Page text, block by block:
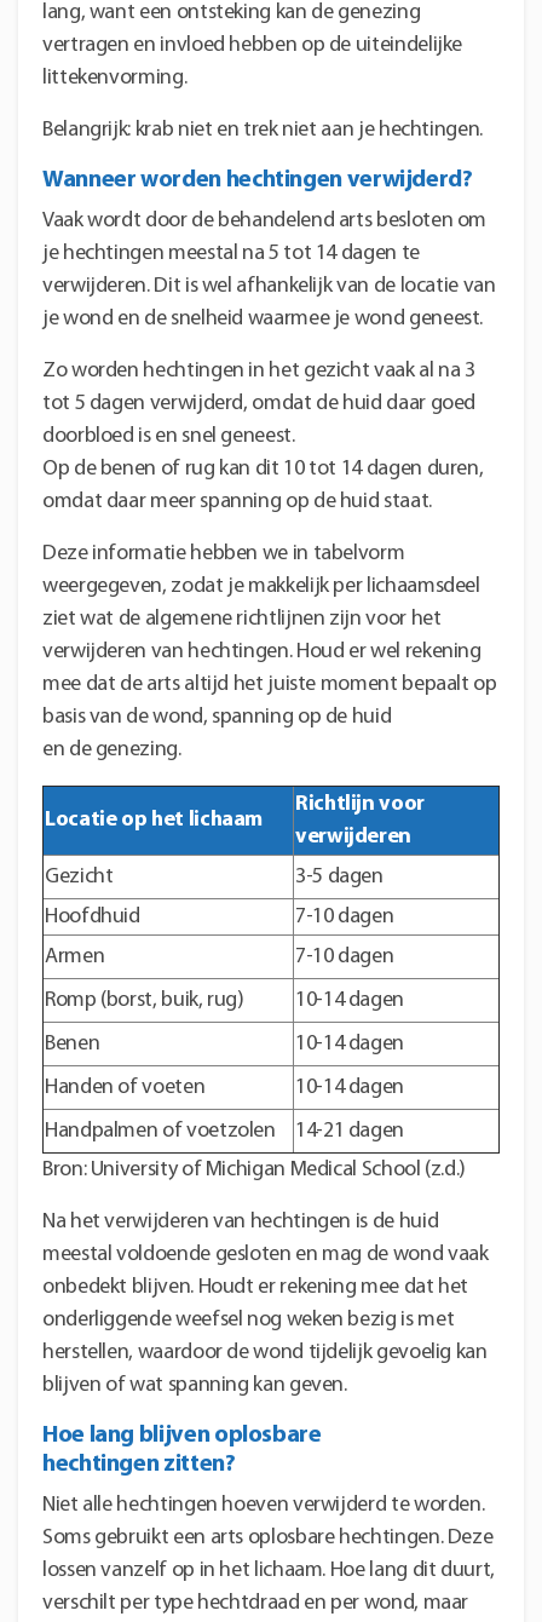
lang, want een ontsteking kan de genezing
vertragen en invloed hebben op de uiteindelijke
littekenvorming.
Belangrijk: krab niet en trek niet aan je hechtingen.
Wanneer worden hechtingen verwijderd?
Vaak wordt door de behandelend arts besloten om
je hechtingen meestal na 5 tot 14 dagen te
verwijderen. Dit is wel afhankelijk van de locatie van
je wond en de snelheid waarmee je wond geneest.
Zo worden hechtingen in het gezicht vaak al na 3
tot 5 dagen verwijderd, omdat de huid daar goed
doorbloed is en snel geneest.
Op de benen of rug kan dit 10 tot 14 dagen duren,
omdat daar meer spanning op de huid staat.
Deze informatie hebben we in tabelvorm
weergegeven, zodat je makkelijk per lichaamsdeel
ziet wat de algemene richtlijnen zijn voor het
verwijderen van hechtingen. Houd er wel rekening
mee dat de arts altijd het juiste moment bepaalt op
basis van de wond, spanning op de huid
en de genezing.
Locatie op het lichaam
Richtlijn voor
verwijderen
Gezicht
3-5 dagen
Hoofdhuid
7-10 dagen
Armen
7-10 dagen
Romp (borst, buik, rug)
10-14 dagen
Benen
10-14 dagen
Handen of voeten
10-14 dagen
Handpalmen of voetzolen
14-21 dagen
Bron: University of Michigan Medical School (z.d.)
Na het verwijderen van hechtingen is de huid
meestal voldoende gesloten en mag de wond vaak
onbedekt blijven. Houdt er rekening mee dat het
onderliggende weefsel nog weken bezig is met
herstellen, waardoor de wond tijdelijk gevoelig kan
blijven of wat spanning kan geven.
Hoe lang blijven oplosbare
hechtingen zitten?
Niet alle hechtingen hoeven verwijderd te worden.
Soms gebruikt een arts oplosbare hechtingen. Deze
lossen vanzelf op in het lichaam. Hoe lang dit duurt,
verschilt per type hechtdraad en per wond, maar